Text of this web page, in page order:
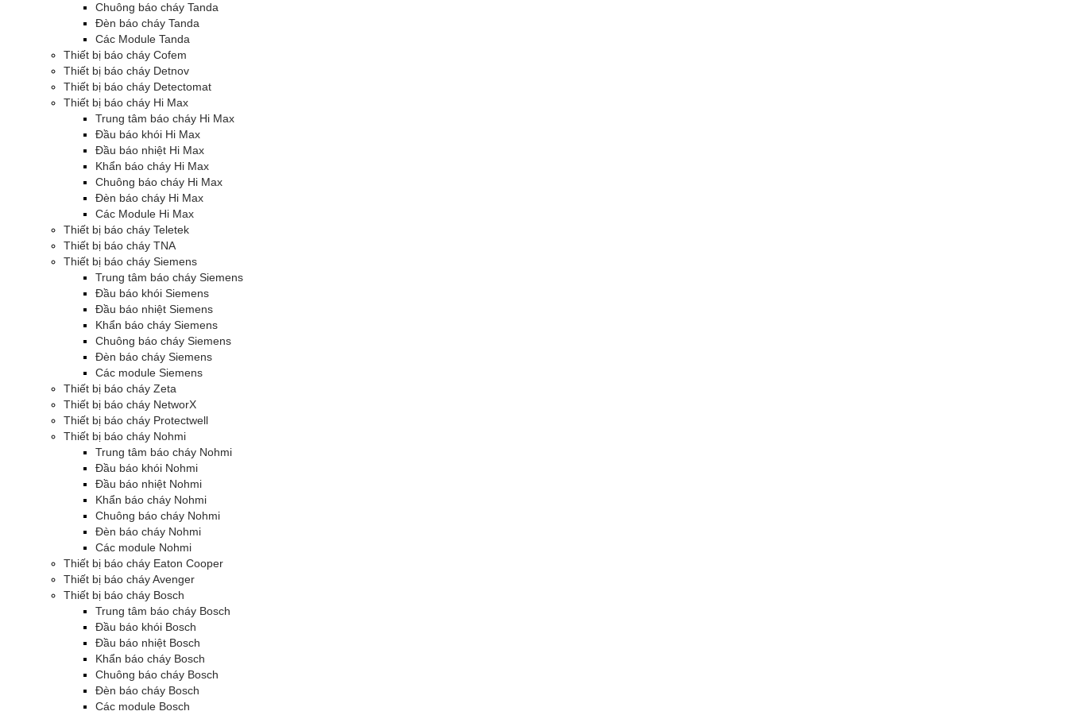
Chuông báo cháy Tanda
Đèn báo cháy Tanda
Các Module Tanda
Thiết bị báo cháy Cofem
Thiết bị báo cháy Detnov
Thiết bị báo cháy Detectomat
Thiết bị báo cháy Hi Max
Trung tâm báo cháy Hi Max
Đầu báo khói Hi Max
Đầu báo nhiệt Hi Max
Khẩn báo cháy Hi Max
Chuông báo cháy Hi Max
Đèn báo cháy Hi Max
Các Module Hi Max
Thiết bị báo cháy Teletek
Thiết bị báo cháy TNA
Thiết bị báo cháy Siemens
Trung tâm báo cháy Siemens
Đầu báo khói Siemens
Đầu báo nhiệt Siemens
Khẩn báo cháy Siemens
Chuông báo cháy Siemens
Đèn báo cháy Siemens
Các module Siemens
Thiết bị báo cháy Zeta
Thiết bị báo cháy NetworX
Thiết bị báo cháy Protectwell
Thiết bị báo cháy Nohmi
Trung tâm báo cháy Nohmi
Đầu báo khói Nohmi
Đầu báo nhiệt Nohmi
Khẩn báo cháy Nohmi
Chuông báo cháy Nohmi
Đèn báo cháy Nohmi
Các module Nohmi
Thiết bị báo cháy Eaton Cooper
Thiết bị báo cháy Avenger
Thiết bị báo cháy Bosch
Trung tâm báo cháy Bosch
Đầu báo khói Bosch
Đầu báo nhiệt Bosch
Khẩn báo cháy Bosch
Chuông báo cháy Bosch
Đèn báo cháy Bosch
Các module Bosch